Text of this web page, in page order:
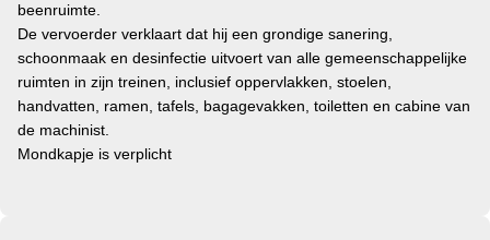
beenruimte.
De vervoerder verklaart dat hij een grondige sanering,
schoonmaak en desinfectie uitvoert van alle gemeenschappelijke
ruimten in zijn treinen, inclusief oppervlakken, stoelen,
handvatten, ramen, tafels, bagagevakken, toiletten en cabine van
de machinist.
Mondkapje is verplicht